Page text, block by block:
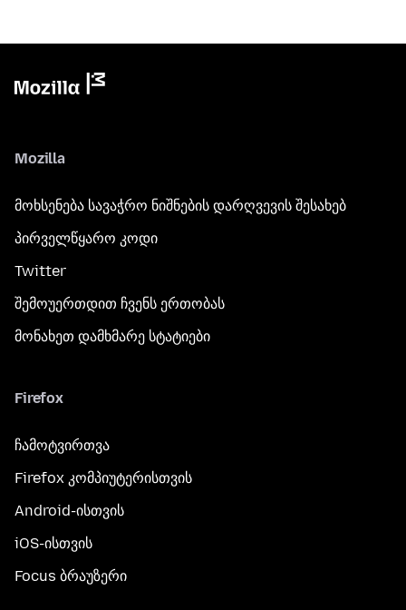
Mozilla
მოხსენება სავაჭრო ნიშნების დარღვევის შესახებ
პირველწყარო კოდი
Twitter
შემოუერთდით ჩვენს ერთობას
მონახეთ დამხმარე სტატიები
Firefox
ჩამოტვირთვა
Firefox კომპიუტერისთვის
Android-ისთვის
iOS-ისთვის
Focus ბრაუზერი